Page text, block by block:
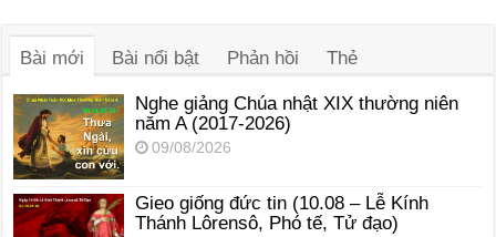
Bài mới
Bài nổi bật Phản hồi Thẻ
Nghe giảng Chúa nhật XIX thường niên
năm A (2017-2026)
09/08/2026
Gieo giống đức tin (10.08 – Lễ Kính
Thánh Lôrensô, Phó tế, Tử đạo)